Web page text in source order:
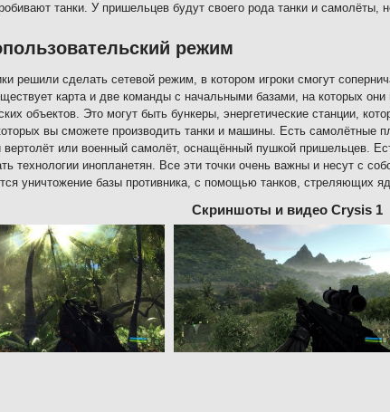
танки. У пришельцев будут своего рода танки и самолёты,
режим
решили сделать сетевой режим, в котором игроки смогут
карта и две команды с начальными базами, на которых
объектов. Это могут быть бункеры, энергетические станции,
вы сможете производить танки и машины. Есть самолётные
вертолёт или военный самолёт, оснащённый пушкой пришельцев.
технологии инопланетян. Все эти точки очень важны и несут с
уничтожение базы противника, с помощью танков, стреляющих
Скриншоты и видео Crysis 1